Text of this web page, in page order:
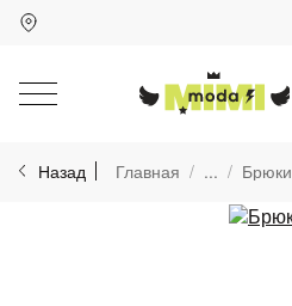
Назад Главная ... Брюки
Для клиентов всех банков
Разбейте
на части